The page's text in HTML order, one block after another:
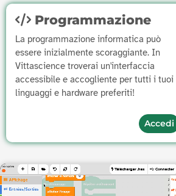
Programmazione
La programmazione informatica può
essere inizialmente scoraggiante. In
Vittascience troverai un'interfaccia
accessibile e accogliente per tutti i tuoi
linguaggi e hardware preferiti!
Accedi